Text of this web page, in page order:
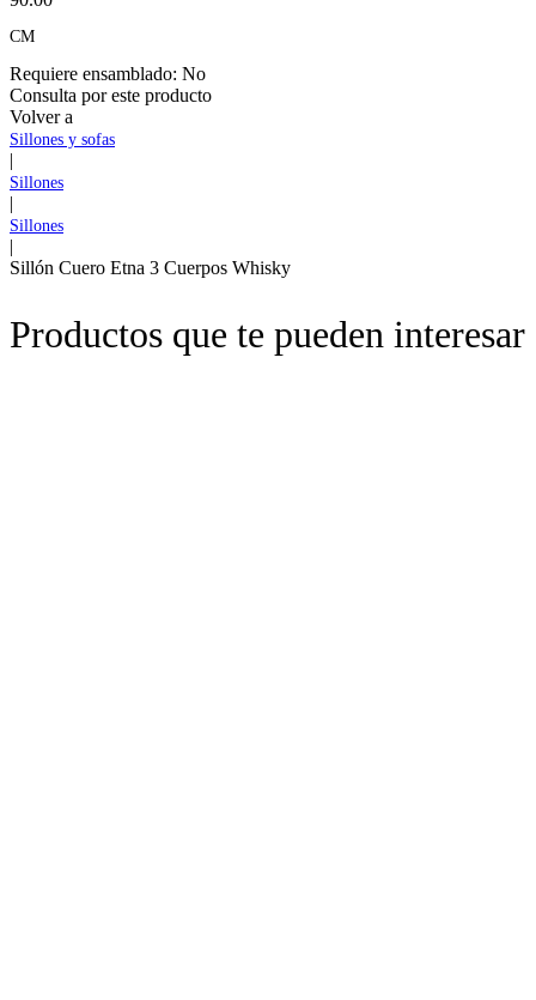
CM
Requiere ensamblado: No
Consulta por este producto
Volver a
Sillones y sofas
|
Sillones
|
Sillones
|
Sillón Cuero Etna 3 Cuerpos Whisky
Productos que te pueden interesar